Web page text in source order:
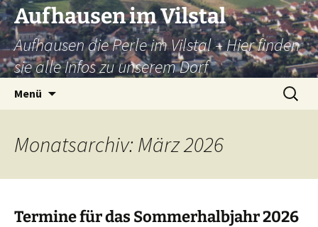
Zum
Inhalt
springen
Aufhausen im Vilstal
Aufhausen die Perle im Vilstal – Hier finden
sie alle Infos zu unserem Dorf
Menü
Suchen
nach:
Monatsarchiv: März 2026
Termine für das Sommerhalbjahr 2026